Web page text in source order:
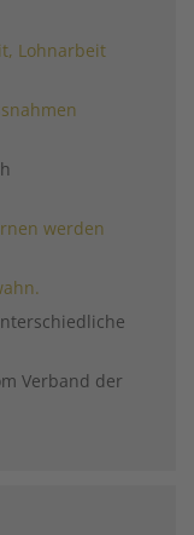
Lohnarbeit
werden
Verband der